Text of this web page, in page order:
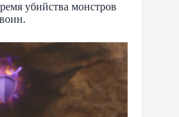
убийства монстров